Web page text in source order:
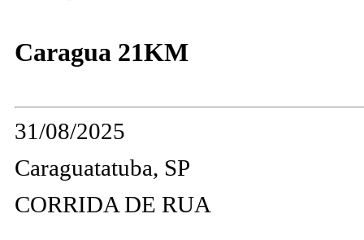
Caragua 21KM
31/08/2025
Caraguatatuba, SP
CORRIDA DE RUA